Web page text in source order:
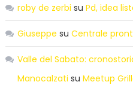
roby de zerbi su Pd, idea
Giuseppe su Centrale
Valle del Sabato:
Manocalzati su Meetup